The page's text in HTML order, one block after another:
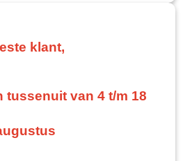
klant,
tussenuit van 4 t/m 18